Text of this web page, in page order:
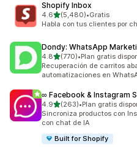
Shopify Inbox
4.6de 5 estrellas
(5,480)
5480 reseñas en total
•Gratis
Habla con tus clientes por
Dondy: WhatsApp
4.8de 5 estrellas
(770)
770 reseñas en total
•Plan gratis
Recuperación de carritos
automatizaciones en
∞ Facebook & Instagram
4.9de 5 estrellas
(263)
263 reseñas en total
•Plan gratis
Sincroniza productos con
con chat de IA
Built for Shopify